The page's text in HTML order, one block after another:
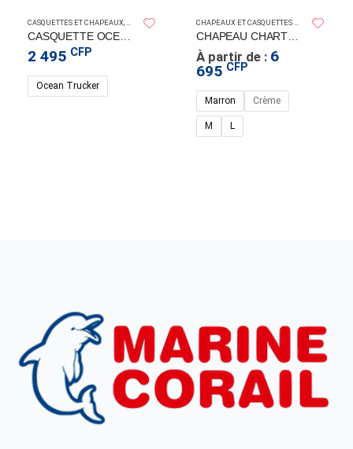
HELLY HANSEN
CASQUETTES ET CHAPEAUX,CHAPEAUX ET CASQUETTESSHIMANO
CASQUETTE OCEAN TRUCKER – SHIMANO
2 495 CFP
Ocean Trucker
CHAPEAUX ET CASQUETTESSUNDAYS
CHAPEAU CHARTER ESCAPE
À partir de : 6
695 CFP
Marron Crème
M L